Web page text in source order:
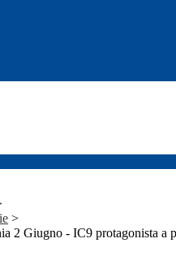
>
2 Giugno - IC9 protagonista a